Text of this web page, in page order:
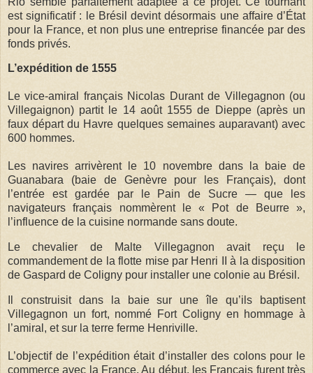
est significatif : le Brésil devint désormais une affaire d’État
pour la France, et non plus une entreprise financée par des
fonds privés.
L’expédition de 1555
Le vice-amiral français Nicolas Durant de Villegagnon (ou
Villegaignon) partit le 14 août 1555 de Dieppe (après un
faux départ du Havre quelques semaines auparavant) avec
600 hommes.
Les navires arrivèrent le 10 novembre dans la baie de
Guanabara (baie de Genèvre pour les Français), dont
l’entrée est gardée par le Pain de Sucre — que les
navigateurs français nommèrent le « Pot de Beurre »,
l’influence de la cuisine normande sans doute.
Le chevalier de Malte Villegagnon avait reçu le
commandement de la flotte mise par Henri II à la disposition
de Gaspard de Coligny pour installer une colonie au Brésil.
Il construisit dans la baie sur une île qu’ils baptisent
Villegagnon un fort, nommé Fort Coligny en hommage à
l’amiral, et sur la terre ferme Henriville.
L’objectif de l’expédition était d’installer des colons pour le
commerce avec la France. Au début, les Français furent très